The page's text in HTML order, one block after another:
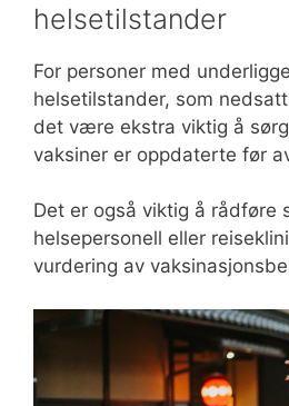
helsetilstander
For personer med
helsetilstander, som
det være ekstra viktig å
vaksiner er oppdaterte før
Det er også viktig å rådføre
helsepersonell eller
vurdering av